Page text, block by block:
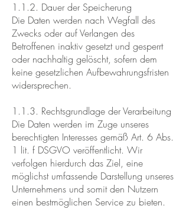
1.1.2. Dauer der Speicherung
Die Daten werden nach Wegfall des
Zwecks oder auf Verlangen des
Betroffenen inaktiv gesetzt und gesperrt
oder nachhaltig gelöscht, sofern dem
keine gesetzlichen Aufbewahrungsfristen
widersprechen.
1.1.3. Rechtsgrundlage der Verarbeitung
Die Daten werden im Zuge unseres
berechtigten Interesses gemäß Art. 6 Abs.
1 lit. f DSGVO veröffentlicht. Wir
verfolgen hierdurch das Ziel, eine
möglichst umfassende Darstellung unseres
Unternehmens und somit den Nutzern
einen bestmöglichen Service zu bieten.